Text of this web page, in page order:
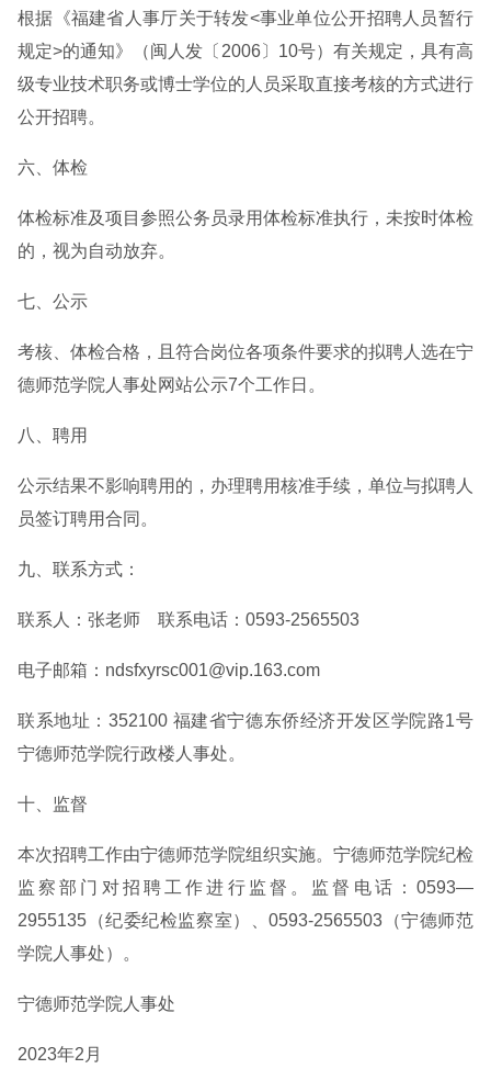
根据《福建省人事厅关于转发<事业单位公开招聘人员暂行
规定>的通知》（闽人发〔2006〕10号）有关规定，具有高
级专业技术职务或博士学位的人员采取直接考核的方式进行
公开招聘。
六、体检
体检标准及项目参照公务员录用体检标准执行，未按时体检
的，视为自动放弃。
七、公示
考核、体检合格，且符合岗位各项条件要求的拟聘人选在宁
德师范学院人事处网站公示7个工作日。
八、聘用
公示结果不影响聘用的，办理聘用核准手续，单位与拟聘人
员签订聘用合同。
九、联系方式：
联系人：张老师 联系电话：0593-2565503
电子邮箱：ndsfxyrsc001@vip.163.com
联系地址：352100 福建省宁德东侨经济开发区学院路1号
宁德师范学院行政楼人事处。
十、监督
本次招聘工作由宁德师范学院组织实施。宁德师范学院纪检
监察部门对招聘工作进行监督。监督电话：0593—
2955135（纪委纪检监察室）、0593-2565503（宁德师范
学院人事处）。
宁德师范学院人事处
2023年2月